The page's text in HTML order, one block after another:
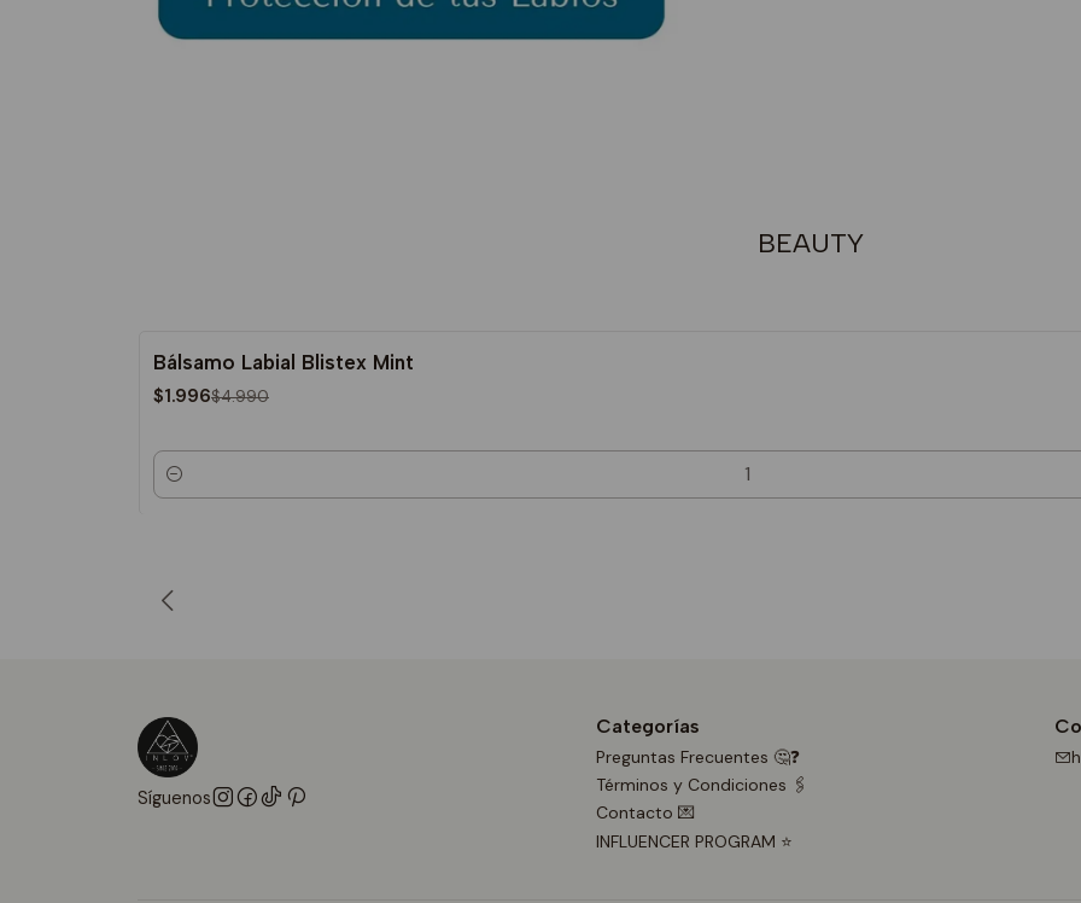
BEAUTY
-60%
Bálsamo Labial Blistex Mint
$1.996$4.990
Cantidad
Síguenos
Categorías
Preguntas Frecuentes 🤔❓
Términos y Condiciones 🖇️
Contacto 💌
INFLUENCER PROGRAM ⭐